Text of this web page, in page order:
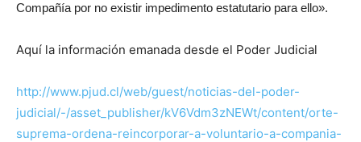
Compañía por no existir impedimento estatutario para ello».
Aquí la información emanada desde el Poder Judicial
http://www.pjud.cl/web/guest/noticias-del-poder-
judicial/-/asset_publisher/kV6Vdm3zNEWt/content/orte-
suprema-ordena-reincorporar-a-voluntario-a-compania-